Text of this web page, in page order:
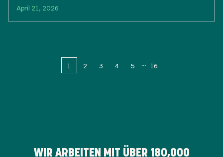
April 21, 2026
1 2 3 4 5 16
WIR ARBEITEN MIT ÜBER 180,000